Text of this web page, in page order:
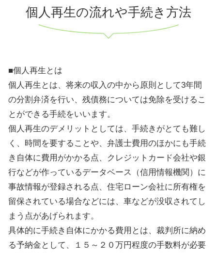
個人再生の流れや手続き方法
■個人再生とは
個人再生とは、将来の収入の中から原則として3年間
の分割弁済を行い、残債務については免除を受けるこ
とができる手続をいいます。
個人再生のデメリットとしては、手続きがとても難し
く、時間を要することや、弁護士費用のほかにも手続
き自体に費用がかかる点、クレジットカード会社や銀
行などが作っているデータベース（信用情報機関）に
事故情報が登録される点、住宅ローン会社に所有権を
留保されている場合などには、車などが没収されてし
まう点があげられます。
具体的に手続き自体にかかる費用とは、裁判所に納め
る予納金として、１５～２０万円程度の手数料が必要